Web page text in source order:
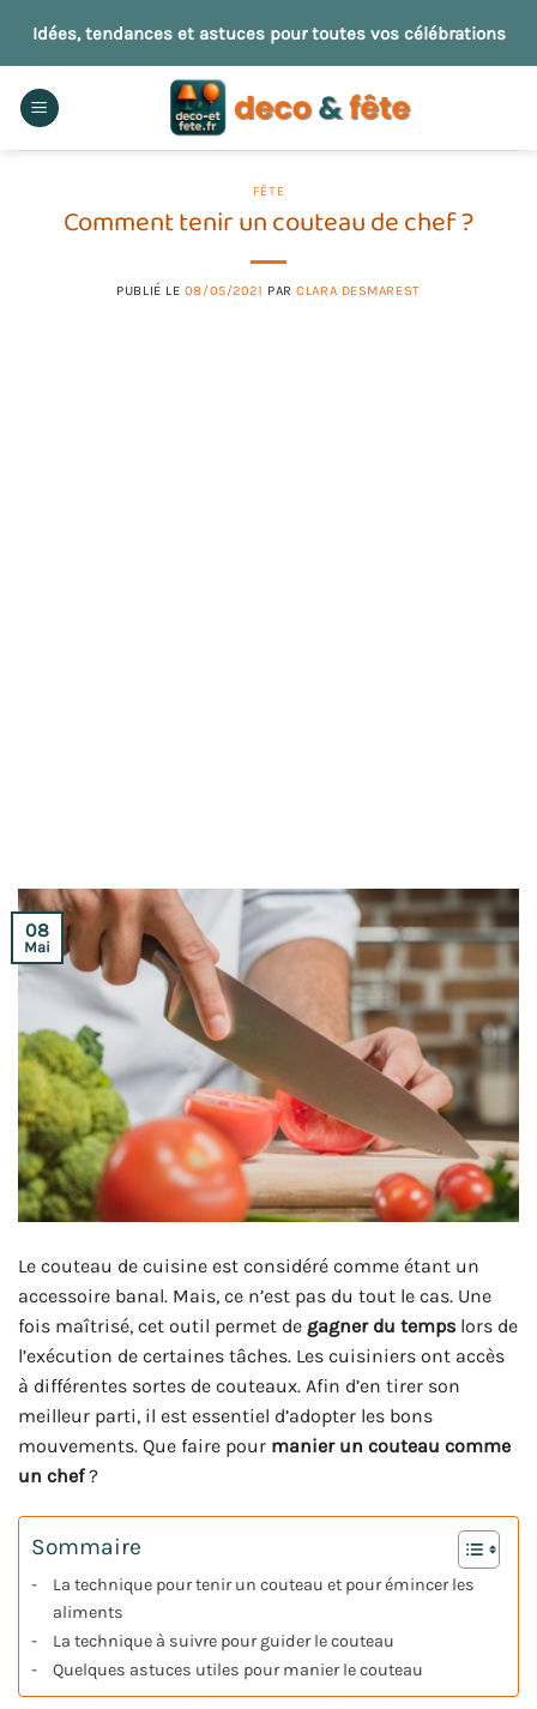
contenu
Idées, tendances et astuces pour toutes vos célébrations
FÊTE
Comment tenir un couteau de chef ?
PUBLIÉ LE 08/05/2021 PARCLARA DESMAREST
08
Mai
Le couteau de cuisine est considéré comme étant un
accessoire banal. Mais, ce n’est pas du tout le cas. Une
fois maîtrisé, cet outil permet de gagner du temps lors de
l’exécution de certaines tâches. Les cuisiniers ont accès
à différentes sortes de couteaux. Afin d’en tirer son
meilleur parti, il est essentiel d’adopter les bons
mouvements. Que faire pour manier un couteau comme
un chef?
Sommaire
La technique pour tenir un couteau et pour émincer les
aliments
La technique à suivre pour guider le couteau
Quelques astuces utiles pour manier le couteau